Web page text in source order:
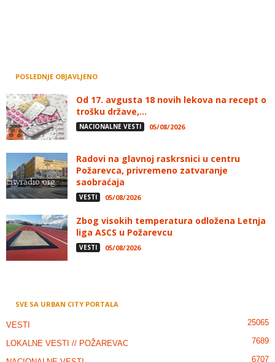
POSLEDNJE OBJAVLJENO
Od 17. avgusta 18 novih lekova na recept o
trošku države,...
NACIONALNE VESTI 05/08/2026
Radovi na glavnoj raskrsnici u centru
Požarevca, privremeno zatvaranje
saobraćaja
VESTI 05/08/2026
Zbog visokih temperatura odložena Letnja
liga ASCS u Požarevcu
VESTI 05/08/2026
SVE SA URBAN CITY PORTALA
VESTI 25065
LOKALNE VESTI // POŽAREVAC 7689
6707